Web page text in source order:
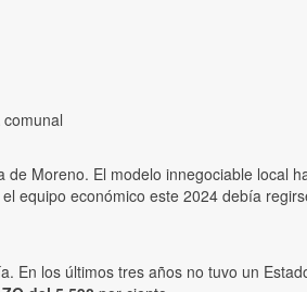
Moreno. El modelo innegociable local
equipo económico este 2024 debía
En los últimos tres años no tuvo un